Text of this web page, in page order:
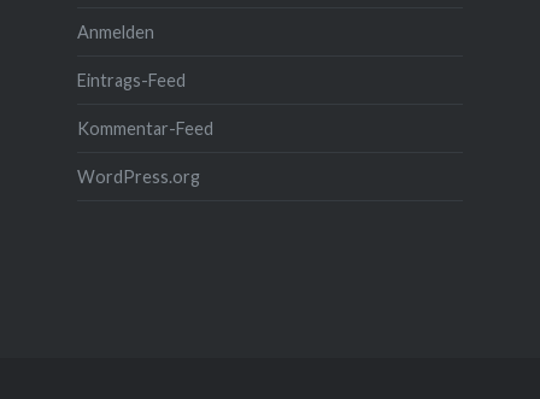
Anmelden
Eintrags-Feed
Kommentar-Feed
WordPress.org